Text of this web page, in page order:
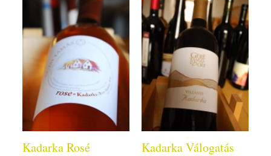
Kadarka Rosé Kadarka Válogatás